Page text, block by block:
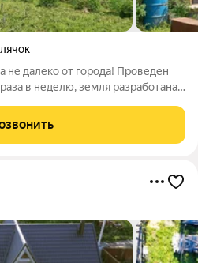
не далеко от города! Проведен
в неделю, земля разработана,
осуществляются по